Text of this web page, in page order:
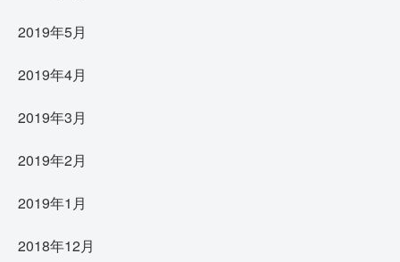
2019年5月
2019年4月
2019年3月
2019年2月
2019年1月
2018年12月